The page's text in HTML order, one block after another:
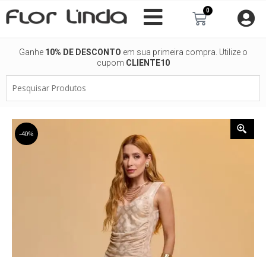
para
0
Carrinho
Ganhe 10% DE DESCONTO em sua primeira compra. Utilize o
cupom CLIENTE10
Produtos
-40%